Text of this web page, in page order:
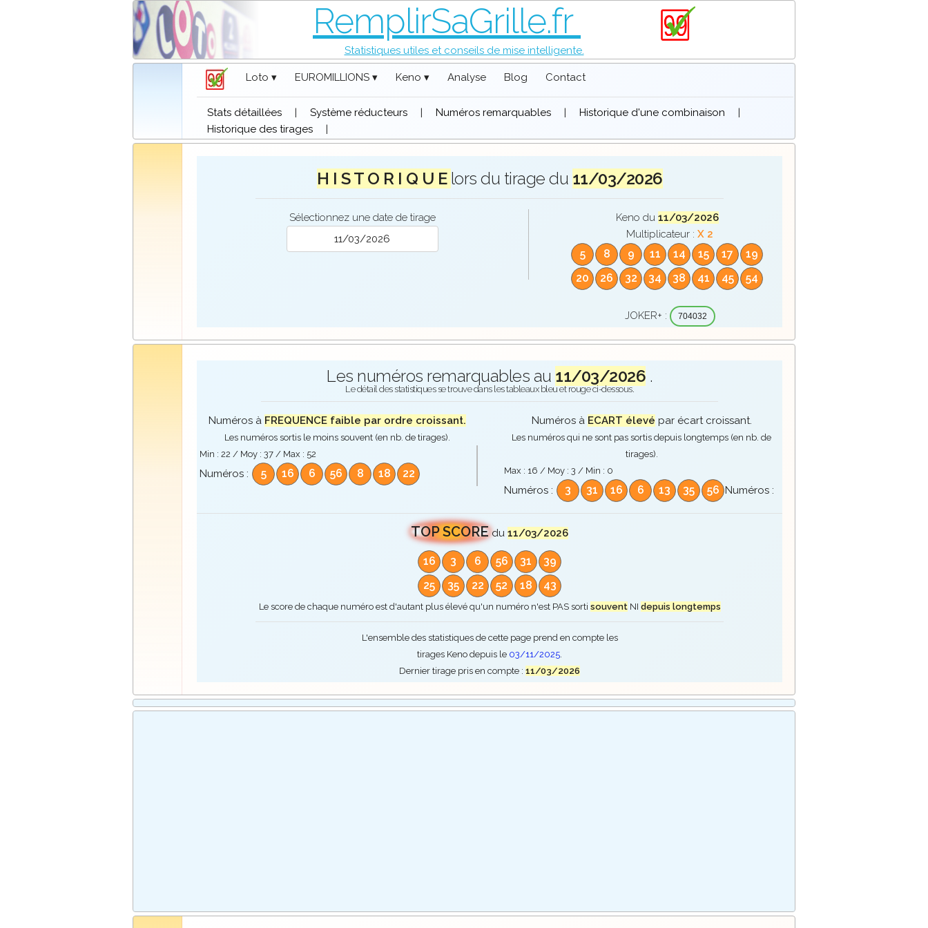
RemplirSaGrille.fr
Statistiques utiles et conseils de mise intelligente.
Loto ▾ EUROMILLIONS ▾ Keno ▾ Analyse Blog Contact
Stats détaillées | Système réducteurs | Numéros remarquables | Historique d'une combinaison
|
Historique des tirages
|
H I S T O R I Q U E lors du tirage du 11/03/2026
Sélectionnez une date de tirage Keno du 11/03/2026
Multiplicateur :X 2
5 8 9 11 14 15 17
19
20
26 32 34 38 41 45 54
JOKER+ : 704032
Les numéros remarquables au 11/03/2026 .
Le détail des statistiques se trouve dans les tableaux bleu et rouge ci-dessous.
Numéros à FREQUENCE faible par ordre croissant.
Les numéros sortis le moins souvent (en nb. de tirages).
Min :22 / Moy :37 / Max : 52
Numéros : 5 16 6 56 8 18 22
Numéros à ECART élevé par écart croissant.
Les numéros qui ne sont pas sortis depuis longtemps (en nb. de
tirages).
Max : 16 / Moy : 3 / Min : 0
Numéros : 3 31 16 6 13 35 56 Numéros :
TOP SCORE du 11/03/2026
16 3 6 56 31
39
25
35 22 52 18 43
Le score de chaque numéro est d'autant plus élevé qu'un numéro n'est PAS sorti souventNI depuis longtemps
L'ensemble des statistiques de cette page prend en compte les
tirages Keno depuis le 03/11/2025.
Dernier tirage pris en compte : 11/03/2026